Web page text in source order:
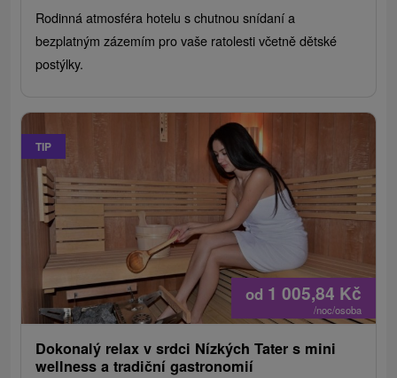
Rodinná atmosféra hotelu s chutnou snídaní a
bezplatným zázemím pro vaše ratolesti včetně dětské
postýlky.
TIP
od 1 005,84 Kč
/noc/osoba
Dokonalý relax v srdci Nízkých Tater s mini
wellness a tradiční gastronomií